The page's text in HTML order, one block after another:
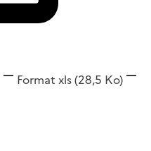
Format xls(28,5 Ko)